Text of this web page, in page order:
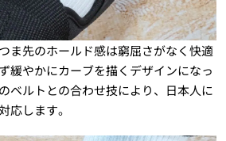
ま先のホールド感は窮屈さがなく快適
緩やかにカーブを描くデザインになっ
ベルトとの合わせ技により、日本人に
応します。